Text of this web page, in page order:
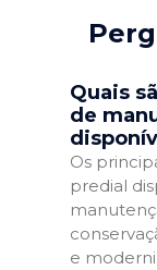
Quais
de
Os
predial
e